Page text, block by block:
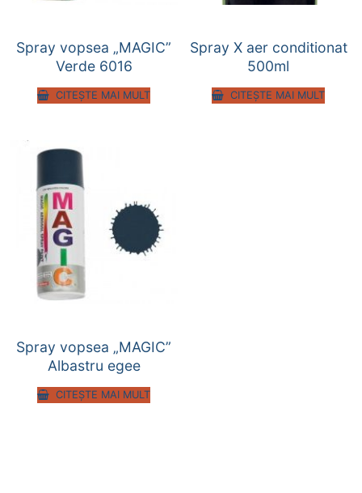
Spray vopsea „MAGIC”
Verde 6016
CITEȘTE MAI MULT
Spray X aer conditionat
500ml
CITEȘTE MAI MULT
Spray vopsea „MAGIC”
Albastru egee
CITEȘTE MAI MULT